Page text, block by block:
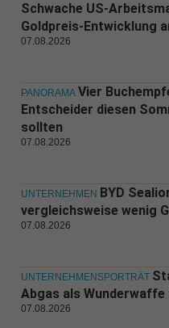
Schwache US-
Goldpreis-Entwicklung
07.08.2026
PANORAMA Vier
Entscheider diesen
sollten
07.08.2026
UNTERNEHMEN BYD
vergleichsweise wenig
07.08.2026
UNTERNEHMENSPORTRÄT
Abgas als
07.08.2026